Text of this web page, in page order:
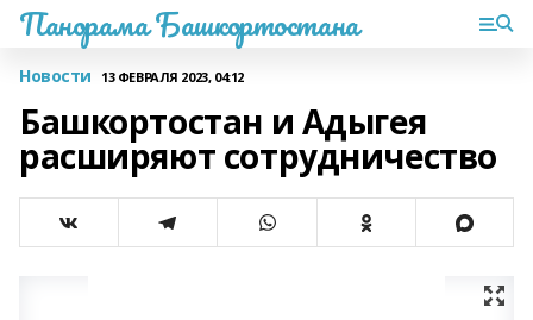
Панорама Башкортостана
Новости 13 ФЕВРАЛЯ 2023, 04:12
Башкортостан и Адыгея
расширяют сотрудничество